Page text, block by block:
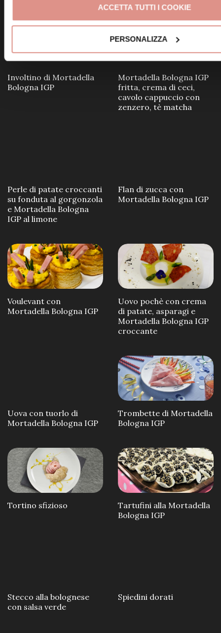
ACCETTA TUTTI I COOKIE
PERSONALIZZA
Involtino di Mortadella
Bologna IGP
Mortadella Bologna IGP
fritta, crema di ceci,
cavolo cappuccio con
zenzero, tè matcha
Perle di patate croccanti
su fonduta al gorgonzola
e Mortadella Bologna
IGP al limone
Flan di zucca con
Mortadella Bologna IGP
Voulevant con
Mortadella Bologna IGP
Uovo pochè con crema
di patate, asparagi e
Mortadella Bologna IGP
croccante
Uova con tuorlo di
Mortadella Bologna IGP
Trombette di Mortadella
Bologna IGP
Tortino sfizioso
Tartufini alla Mortadella
Bologna IGP
Stecco alla bolognese
con salsa verde
Spiedini dorati